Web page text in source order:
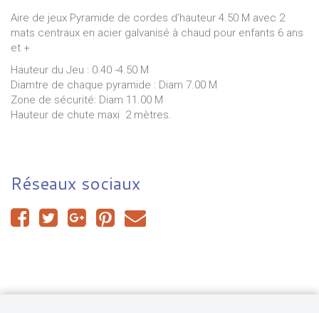
Aire de jeux Pyramide de cordes d’hauteur 4.50 M avec 2
mats centraux en acier galvanisé à chaud pour enfants 6 ans
et +
Hauteur du Jeu : 0.40 -4.50 M
Diamtre de chaque pyramide : Diam 7.00 M
Zone de sécurité: Diam 11.00 M
Hauteur de chute maxi 2 mètres.
Réseaux sociaux